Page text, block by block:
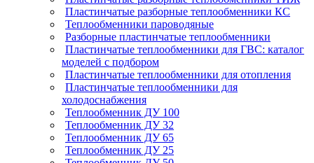
Пластинчатые разборные теплообменники КC
Теплообменники пароводяные
Разборные пластинчатые теплообменники
Пластинчатые теплообменники для ГВС: каталог
моделей с подбором
Пластинчатые теплообменники для отопления
Пластинчатые теплообменники для
холодоснабжения
Теплообменник ДУ 100
Теплообменник ДУ 32
Теплообменник ДУ 65
Теплообменник ДУ 25